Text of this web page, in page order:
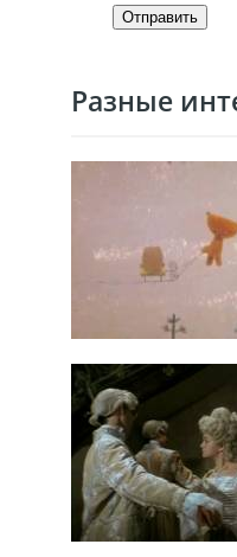
Отправить
Разные